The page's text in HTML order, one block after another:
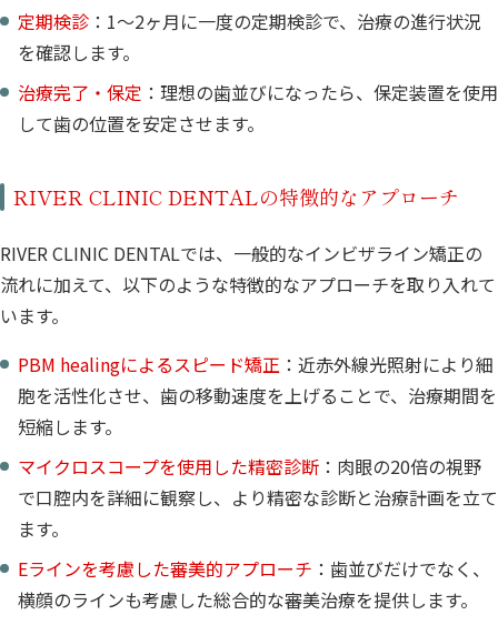
定期検診 ：1〜2ヶ月に一度の定期検診で、治療の進行状況
を確認します。
治療完了・保定 ：理想の歯並びになったら、保定装置を使用
して歯の位置を安定させます。
RIVER CLINIC DENTALの特徴的なアプローチ
RIVER CLINIC DENTALでは、一般的なインビザライン矯正の
流れに加えて、以下のような特徴的なアプローチを取り入れて
います。
PBM healingによるスピード矯正 ：近赤外線光照射により細
胞を活性化させ、歯の移動速度を上げることで、治療期間を
短縮します。
マイクロスコープを使用した精密診断 ：肉眼の20倍の視野
で口腔内を詳細に観察し、より精密な診断と治療計画を立て
ます。
Eラインを考慮した審美的アプローチ ：歯並びだけでなく、
横顔のラインも考慮した総合的な審美治療を提供します。